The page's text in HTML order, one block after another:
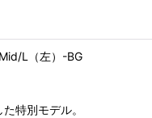
L（左）-BG
特別モデル。